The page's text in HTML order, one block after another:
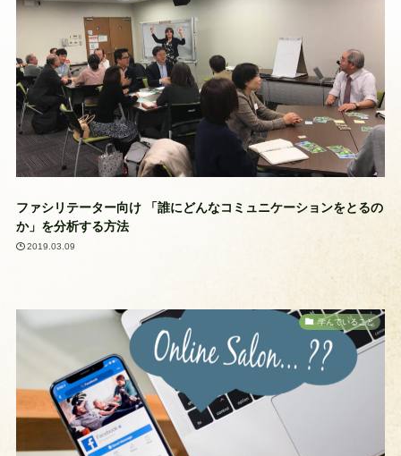
ファシリテーター向け 「誰にどんなコミュニケーションをとるの
か」を分析する方法
2019.03.09
学んでいること